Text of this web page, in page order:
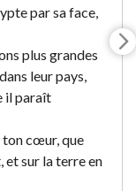
par sa face,
plus grandes
leur pays,
il paraît
ton cœur, que
et sur la terre en